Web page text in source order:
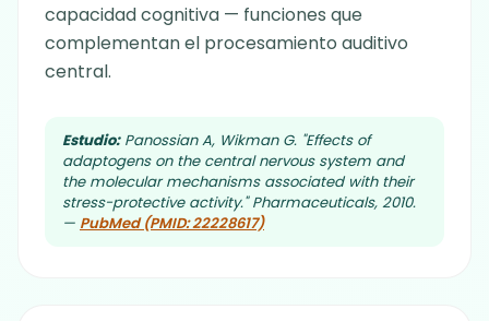
capacidad cognitiva — funciones que
complementan el procesamiento auditivo
central.
Estudio:Panossian A, Wikman G. "Effects of
adaptogens on the central nervous system and
the molecular mechanisms associated with their
stress-protective activity." Pharmaceuticals, 2010.
— PubMed (PMID: 22228617)